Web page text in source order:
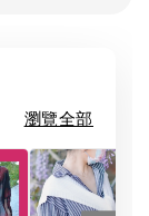
瀏覽全部